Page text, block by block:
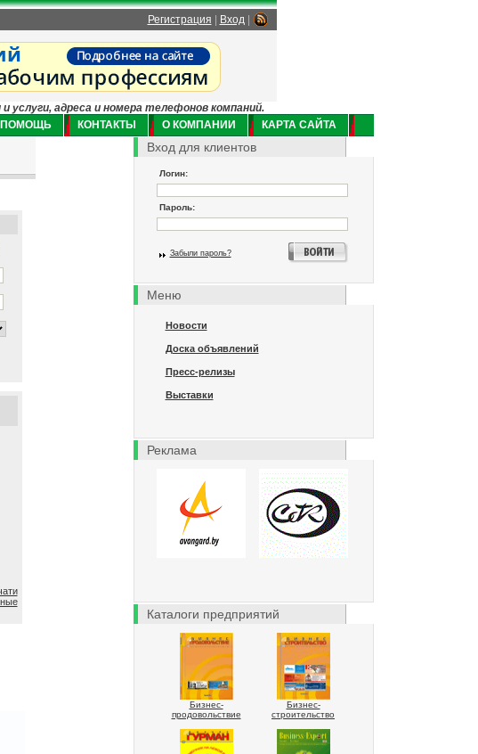
Регистрация Вход|
услуги, адреса и номера телефонов компаний.
ПОМОЩЬ КОНТАКТЫ О КОМПАНИИ КАРТА САЙТА
Вход для клиентов
Логин:
Пароль:
Забыли пароль?
Меню
Новости
Доска объявлений
Пресс-релизы
Выставки
Реклама
Каталоги предприятий
Бизнес-
продовольствие
Бизнес-
строительство